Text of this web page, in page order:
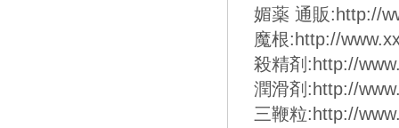
媚薬 通販:http://
魔根:http://
殺精剤:http://
潤滑剤:http://
三鞭粒:http://